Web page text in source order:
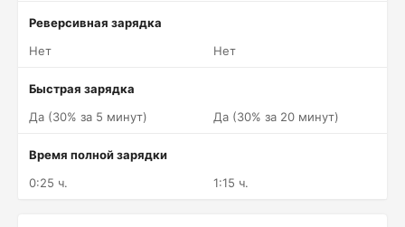
Реверсивная зарядка
Нет
Нет
Быстрая зарядка
Да (30% за 5 минут)
Да (30% за 20 минут)
Время полной зарядки
0:25 ч.
1:15 ч.